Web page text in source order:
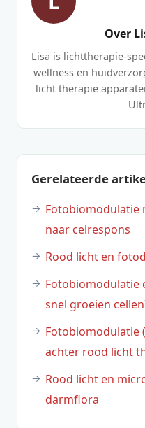
Over
Lisa is lichttherapie-
wellness en
licht therapie
Gerelateerde
Fotobiomodulatie
naar celrespons
Rood licht en
Fotobiomodulatie
snel groeien
Fotobiomodulatie
achter rood licht
Rood licht en
darmflora